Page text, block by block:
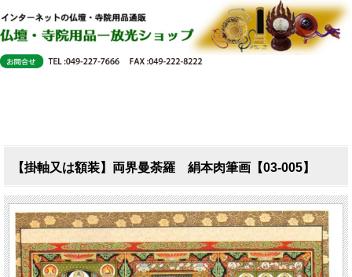
【掛軸又は額装】両界曼荼羅 絹本肉筆画【03-005】